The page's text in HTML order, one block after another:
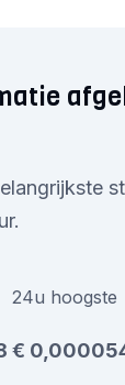
24u hoogste
€